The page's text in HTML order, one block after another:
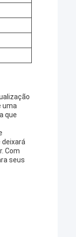
uma
que
Com
seus